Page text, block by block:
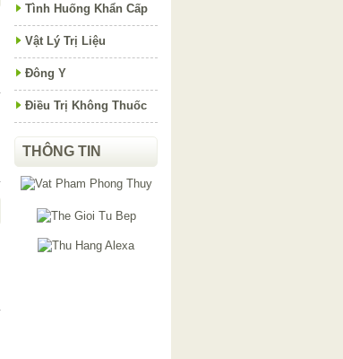
Tình Huống Khẩn Cấp
Vật Lý Trị Liệu
Đông Y
Điều Trị Không Thuốc
THÔNG TIN